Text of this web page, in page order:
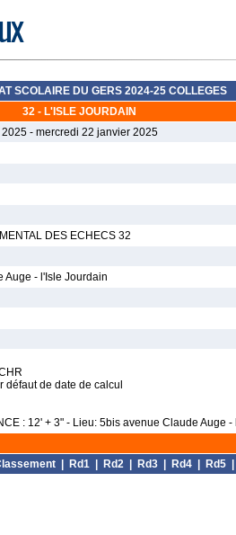
SCOLAIRE DU GERS 2024-25 COLLEGES
32 - L'ISLE JOURDAIN
- mercredi 22 janvier 2025
DES ECHECS 32
Auge - l'Isle Jourdain
défaut de date de calcul
: 12' + 3" - Lieu: 5bis avenue Claude Auge
| Rd1| Rd2| Rd3| Rd4| Rd5|